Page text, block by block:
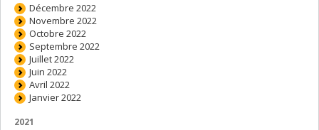
Décembre 2022
Novembre 2022
Octobre 2022
Septembre 2022
Juillet 2022
Juin 2022
Avril 2022
Janvier 2022
2021